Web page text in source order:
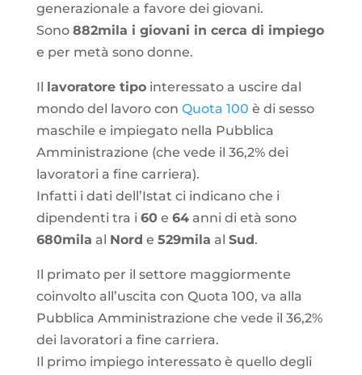
generazionale a favore dei giovani.
Sono 882mila i giovani in cerca di impiego
e per metà sono donne.
Il lavoratore tipointeressato a uscire dal
mondo del lavoro con Quota 100 è di sesso
maschile e impiegato nella Pubblica
Amministrazione (che vede il 36,2% dei
lavoratori a fine carriera).
Infatti i dati dell’Istat ci indicano che i
dipendenti tra i 60e 64anni di età sono
680mila al Nord e 529mila al Sud .
Il primato per il settore maggiormente
coinvolto all’uscita con Quota 100, va alla
Pubblica Amministrazione che vede il 36,2%
dei lavoratori a fine carriera.
Il primo impiego interessato è quello degli